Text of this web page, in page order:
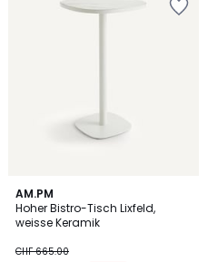
AM.PM
Hoher Bistro-Tisch Lixfeld,
weisse Keramik
CHF 665.00